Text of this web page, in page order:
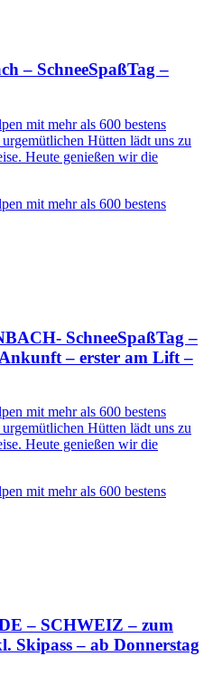
– SchneeSpaßTag –
mit mehr als 600 bestens
Hütten lädt uns zu
Heute genießen wir die
mit mehr als 600 bestens
SchneeSpaßTag –
– erster am Lift –
mit mehr als 600 bestens
Hütten lädt uns zu
Heute genießen wir die
mit mehr als 600 bestens
– SCHWEIZ – zum
Skipass – ab Donnerstag